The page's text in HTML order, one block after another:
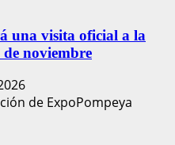
una visita oficial a la
noviembre